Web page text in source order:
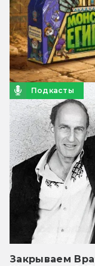
Подкасты
Закрываем